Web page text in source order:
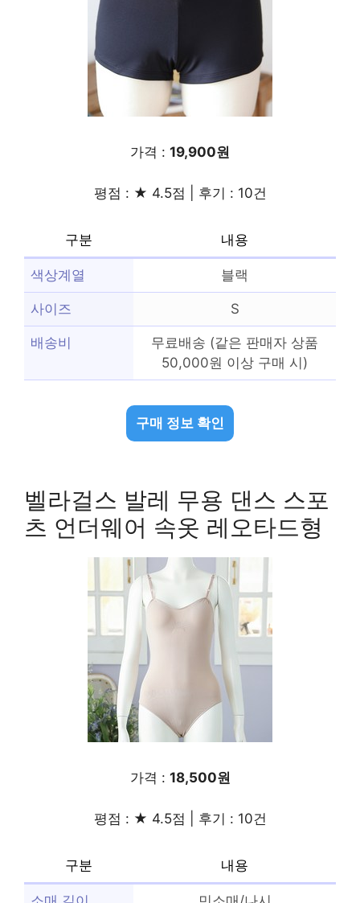
가격 : 19,900원
평점 : ★ 4.5점 | 후기 : 10건
구분 내용
색상계열 블랙
사이즈 S
배송비
무료배송 (같은 판매자 상품
50,000원 이상 구매 시)
구매 정보 확인
벨라걸스 발레 무용 댄스 스포
츠 언더웨어 속옷 레오타드형
가격 : 18,500원
평점 : ★ 4.5점 | 후기 : 10건
구분 내용